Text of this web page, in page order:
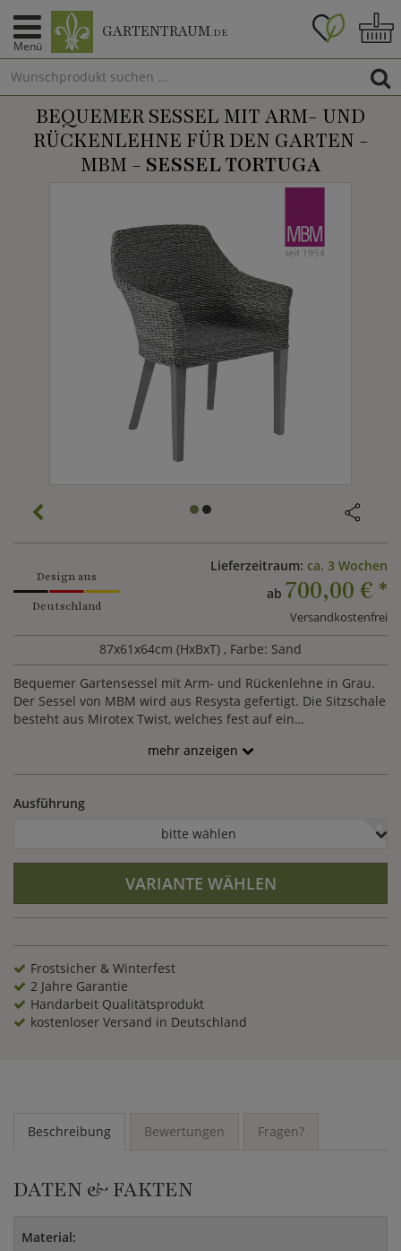
Menü
GARTENTRAUM.DE
BEQUEMER SESSEL MIT ARM- UND
RÜCKENLEHNE FÜR DEN GARTEN -
MBM - SESSEL TORTUGA
Design aus
Deutschland
Lieferzeitraum: ca. 3 Wochen
ab 700,00 € *
Versandkostenfrei
87x61x64cm (HxBxT) , Farbe: Sand
Bequemer Gartensessel mit Arm- und Rückenlehne in Grau.
Der Sessel von MBM wird aus Resysta gefertigt. Die Sitzschale
besteht aus Mirotex Twist, welches fest auf ein
Hommage an die Kolonialzeit. Der Gartensessel ist UV-
beständig und wetterfest und eignet sich für einen schönen
mehr anzeigen
Ausführung
bitte wählen
VARIANTE WÄHLEN
Frostsicher & Winterfest
2 Jahre Garantie
Handarbeit Qualitätsprodukt
kostenloser Versand in Deutschland
Beschreibung Bewertungen Fragen?
DATEN & FAKTEN
Material: